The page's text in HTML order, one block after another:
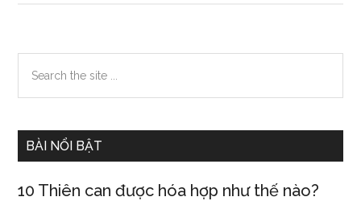
cầu
–
quả
Primary
Sidebar
the
BÀI NỔI BẬT
10 Thiên can được hóa hợp như thế nào?